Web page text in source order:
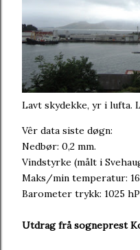
Lavt skydekke, yr i lufta.
Vêr data siste døgn:
Nedbør: 0,2 mm.
Vindstyrke (målt i
Maks/min temperatur:
Barometer trykk: 1025
Utdrag frå sogneprest